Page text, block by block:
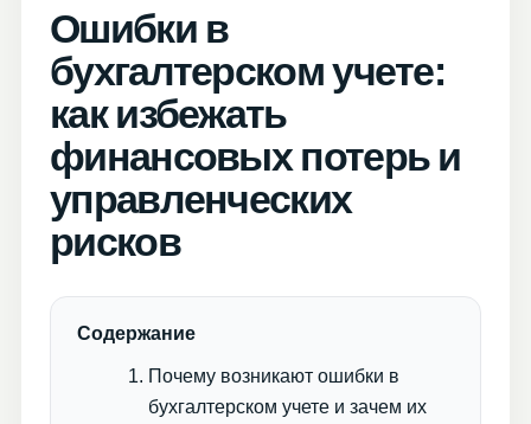
Ошибки в
бухгалтерском учете:
как избежать
финансовых потерь и
управленческих
рисков
Содержание
Почему возникают ошибки в
бухгалтерском учете и зачем их